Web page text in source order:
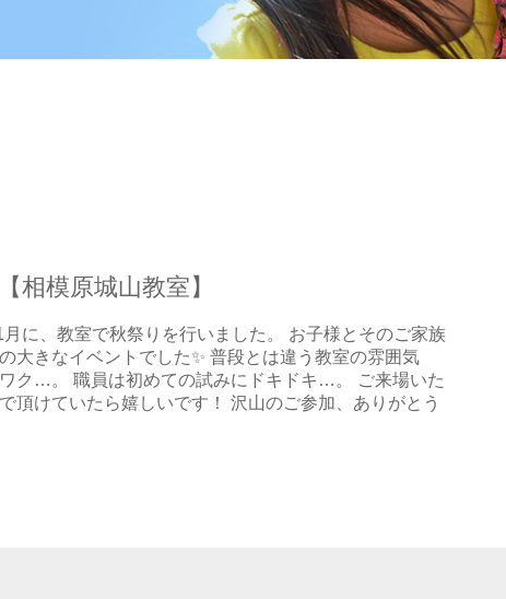
相模原城山教室】
に、教室で秋祭りを行いました。 お子様とそのご家族
大きなイベントでした✨ 普段とは違う教室の雰囲気
ク…。 職員は初めての試みにドキドキ…。 ご来場いた
頂けていたら嬉しいです！ 沢山のご参加、ありがとう